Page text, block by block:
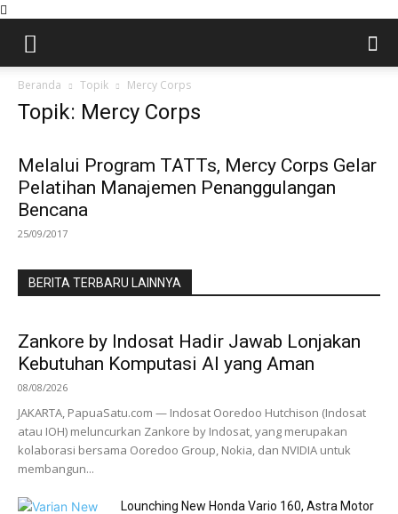
Beranda Topik Mercy Corps
Topik: Mercy Corps
Melalui Program TATTs, Mercy Corps Gelar
Pelatihan Manajemen Penanggulangan
Bencana
25/09/2017
BERITA TERBARU LAINNYA
Zankore by Indosat Hadir Jawab Lonjakan
Kebutuhan Komputasi AI yang Aman
08/08/2026
JAKARTA, PapuaSatu.com — Indosat Ooredoo Hutchison (Indosat
atau IOH) meluncurkan Zankore by Indosat, yang merupakan
kolaborasi bersama Ooredoo Group, Nokia, dan NVIDIA untuk
membangun...
Lounching New Honda Vario 160, Astra Motor